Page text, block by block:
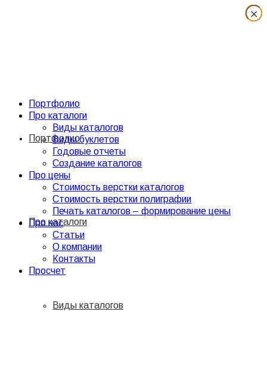
Портфолио
Про каталоги
Виды каталогов
Портфолио
Про каталоги
Виды каталогов
Виды буклетов
Годовые отчеты
Создание каталогов
Про цены
Стоимость верстки каталогов
Стоимость верстки полиграфии
Печать каталогов – формирование цены
Про нас
Статьи
О компании
Контакты
Просчет
×
×
×
×
×
×
×
×